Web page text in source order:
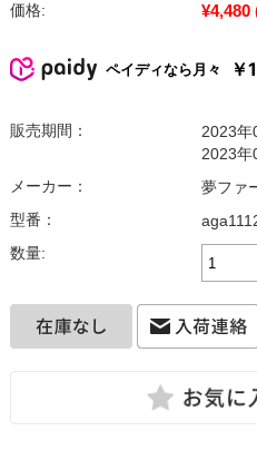
価格: ¥4,480
ペイディなら月々 ￥
販売期間：
2023年
2023年
メーカー：
夢ファ
型番：
数量: